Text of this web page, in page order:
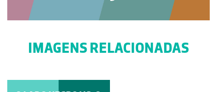
IMAGENS RELACIONADAS